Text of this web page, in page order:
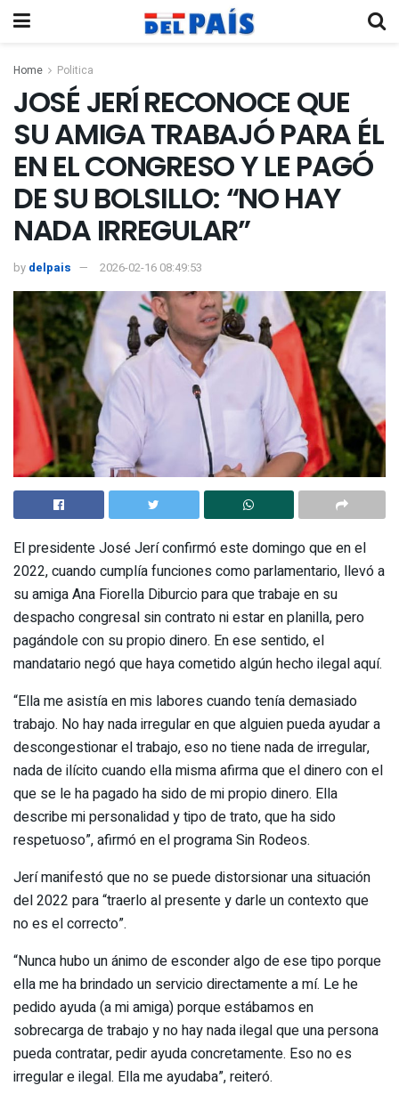
Home Politica
JOSÉ JERÍ RECONOCE QUE
SU AMIGA TRABAJÓ PARA ÉL
EN EL CONGRESO Y LE PAGÓ
DE SU BOLSILLO: “NO HAY
NADA IRREGULAR”
by delpais 2026-02-16 08:49:53
El presidente José Jerí confirmó este domingo que en el
2022, cuando cumplía funciones como parlamentario, llevó a
su amiga Ana Fiorella Diburcio para que trabaje en su
despacho congresal sin contrato ni estar en planilla, pero
pagándole con su propio dinero. En ese sentido, el
mandatario negó que haya cometido algún hecho ilegal aquí.
“Ella me asistía en mis labores cuando tenía demasiado
trabajo. No hay nada irregular en que alguien pueda ayudar a
descongestionar el trabajo, eso no tiene nada de irregular,
nada de ilícito cuando ella misma afirma que el dinero con el
que se le ha pagado ha sido de mi propio dinero. Ella
describe mi personalidad y tipo de trato, que ha sido
respetuoso”, afirmó en el programa Sin Rodeos.
Jerí manifestó que no se puede distorsionar una situación
del 2022 para “traerlo al presente y darle un contexto que
no es el correcto”.
“Nunca hubo un ánimo de esconder algo de ese tipo porque
ella me ha brindado un servicio directamente a mí. Le he
pedido ayuda (a mi amiga) porque estábamos en
sobrecarga de trabajo y no hay nada ilegal que una persona
pueda contratar, pedir ayuda concretamente. Eso no es
irregular e ilegal. Ella me ayudaba”, reiteró.